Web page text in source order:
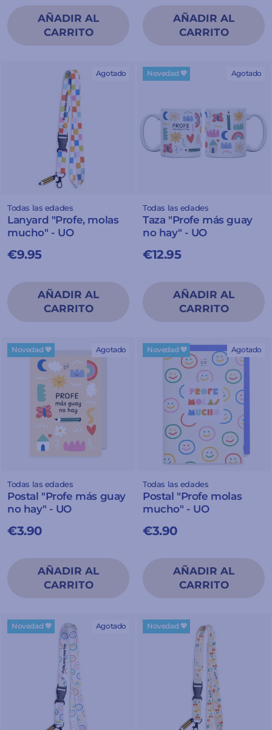
Agotado
Todas las edades
Lanyard "Profe, molas
mucho" - UO
€9.95
Agotado
Novedad 💖
Todas las edades
Taza "Profe más guay
no hay" - UO
€12.95
Agotado
Novedad 💖
Todas las edades
Postal "Profe más guay
no hay" - UO
€3.90
Agotado
Novedad 💖
Todas las edades
Postal "Profe molas
mucho" - UO
€3.90
Agotado
Novedad 💖 Novedad 💖